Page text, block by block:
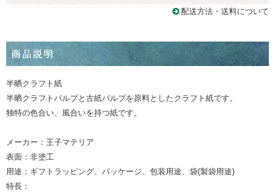
配送方法・送料について
半晒クラフト紙
半晒クラフトパルプと古紙パルプを原料としたクラフト紙です。
独特の色合い、風合いを持つ紙です。
メーカー：王子マテリア
表面：非塗工
用途：ギフトラッピング、パッケージ、包装用途、袋(製袋用途)
特長：